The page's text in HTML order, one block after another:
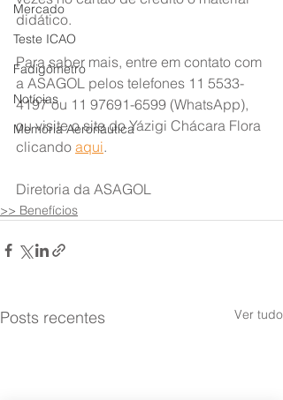
Mercado
Teste ICAO
Fadigômetro
Notícias
Memória Aeronáutica
didático.
Para saber mais, entre em contato com
a ASAGOL pelos telefones 11 5533-
4197 ou 11 97691-6599 (WhatsApp),
ou visite o site do Yázigi Chácara Flora
clicando aqui.
Diretoria da ASAGOL
>> Benefícios
Posts recentes Ver tudo